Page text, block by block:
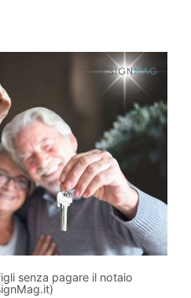
senza pagare il notaio